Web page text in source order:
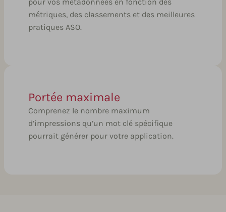
métriques, des classements et des meilleures
pratiques ASO.
Portée maximale
Comprenez le nombre maximum
d’impressions qu’un mot clé spécifique
pourrait générer pour votre application.